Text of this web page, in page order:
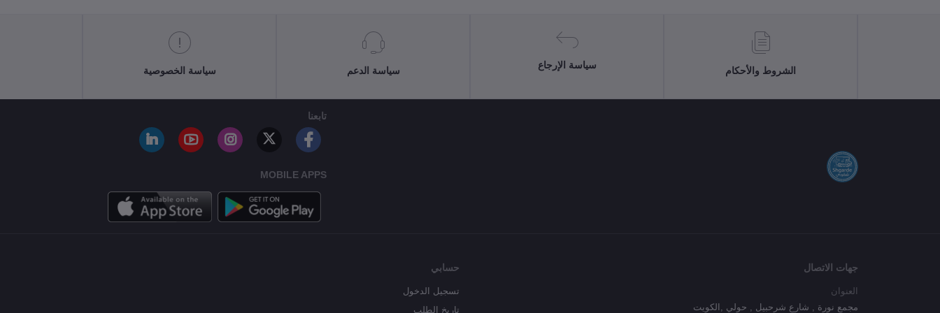
الشروط والأحكام
سياسة الإرجاع
سياسة الدعم سياسة الخصوصية
تابعنا
MOBILE APPS
جهات الاتصال
العنوان
مجمع نورة , شارع شرحبيل , حولي ,الكويت
حسابي
تسجيل الدخول
تاريخ الطلب